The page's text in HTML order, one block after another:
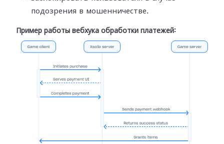
подозрения в мошенничестве.
Пример работы вебхука обработки платежей: